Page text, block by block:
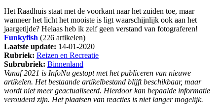
Het Raadhuis staat met de voorkant naar het zuiden toe, maar
wanneer het licht het mooiste is ligt waarschijnlijk ook aan het
jaargetijde? Helaas heb ik zelf geen verstand van fotograferen!
Funkyfish (226 artikelen)
Laatste update: 14-01-2020
Rubriek: Reizen en Recreatie
Subrubriek: Binnenland
Vanaf 2021 is InfoNu gestopt met het publiceren van nieuwe
artikelen. Het bestaande artikelbestand blijft beschikbaar, maar
wordt niet meer geactualiseerd. Hierdoor kan bepaalde informatie
verouderd zijn. Het plaatsen van reacties is niet langer mogelijk.